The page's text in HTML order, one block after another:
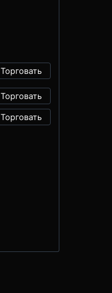
Торговать
Торговать
Торговать